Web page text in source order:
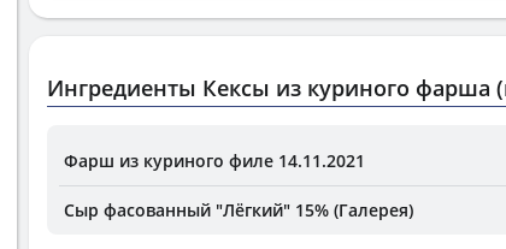
Ингредиенты Кексы из куриного фарша
Фарш из куриного филе 14.11.2021
Сыр фасованный "Лёгкий" 15% (Галерея)